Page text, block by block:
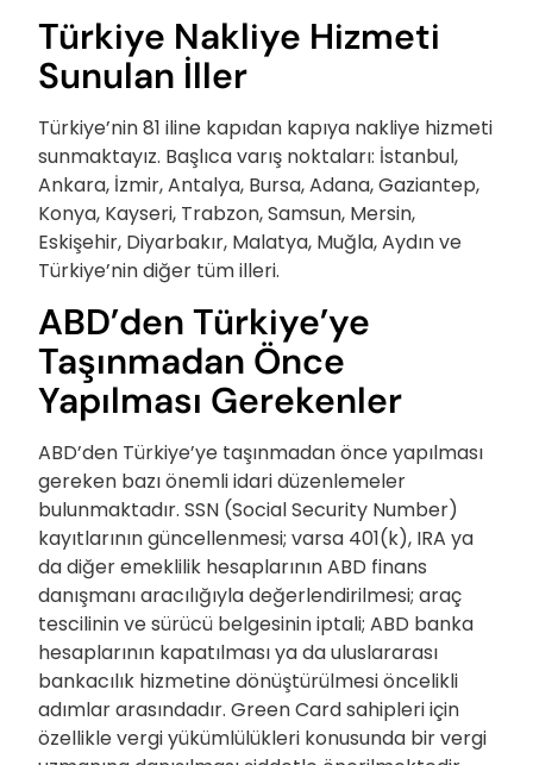
Türkiye Nakliye Hizmeti
Sunulan İller
Türkiye’nin 81 iline kapıdan kapıya nakliye hizmeti
sunmaktayız. Başlıca varış noktaları: İstanbul,
Ankara, İzmir, Antalya, Bursa, Adana, Gaziantep,
Konya, Kayseri, Trabzon, Samsun, Mersin,
Eskişehir, Diyarbakır, Malatya, Muğla, Aydın ve
Türkiye’nin diğer tüm illeri.
ABD’den Türkiye’ye
Taşınmadan Önce
Yapılması Gerekenler
ABD’den Türkiye’ye taşınmadan önce yapılması
gereken bazı önemli idari düzenlemeler
bulunmaktadır. SSN (Social Security Number)
kayıtlarının güncellenmesi; varsa 401(k), IRA ya
da diğer emeklilik hesaplarının ABD finans
danışmanı aracılığıyla değerlendirilmesi; araç
tescilinin ve sürücü belgesinin iptali; ABD banka
hesaplarının kapatılması ya da uluslararası
bankacılık hizmetine dönüştürülmesi öncelikli
adımlar arasındadır. Green Card sahipleri için
özellikle vergi yükümlülükleri konusunda bir vergi